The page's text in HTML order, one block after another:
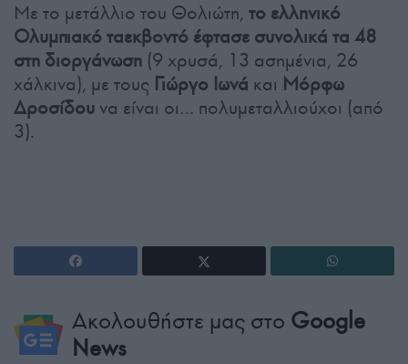
Με το μετάλλιο του Θολιώτη, το ελληνικό
Ολυμπιακό ταεκβοντό έφτασε συνολικά τα 48
στη διοργάνωση (9 χρυσά, 13 ασημένια, 26
χάλκινα), με τους Γιώργο Ιωνά και Μόρφω
Δροσίδουνα είναι οι… πολυμεταλλιούχοι (από
3).
Ακολουθήστε μας στο Google
News